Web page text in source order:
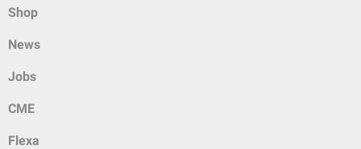
Shop
News
Jobs
CME
Flexa